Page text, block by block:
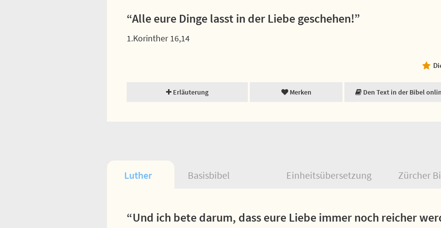
“Alle eure Dinge lasst in der Liebe geschehen!”
1.Korinther 16,14
Erläuterung Merken Den Text in der Bibel
Luther Basisbibel Einheitsübersetzung Zürcher
“Und ich bete darum, dass eure Liebe immer noch reicher